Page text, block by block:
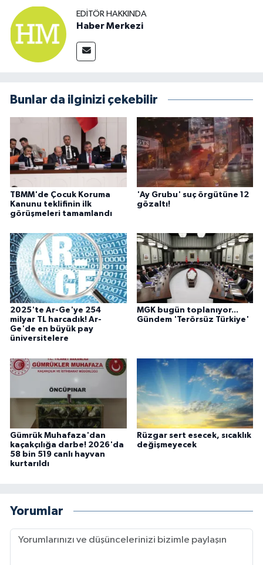
EDITÖR HAKKINDA
Haber Merkezi
Bunlar da ilginizi çekebilir
TBMM'de Çocuk Koruma
Kanunu teklifinin ilk
görüşmeleri tamamlandı
'Ay Grubu' suç örgütüne 12
gözaltı!
2025'te Ar-Ge'ye 254
milyar TL harcadık! Ar-
Ge'de en büyük pay
üniversitelere
MGK bugün toplanıyor...
Gündem 'Terörsüz Türkiye'
Gümrük Muhafaza'dan
kaçakçılığa darbe! 2026'da
58 bin 519 canlı hayvan
kurtarıldı
Rüzgar sert esecek, sıcaklık
değişmeyecek
Yorumlar